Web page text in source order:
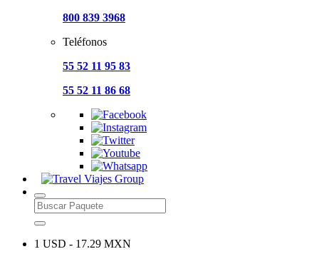
800 839 3968
Teléfonos
55 52 11 95 83
55 52 11 86 68
1 USD - 17.29 MXN